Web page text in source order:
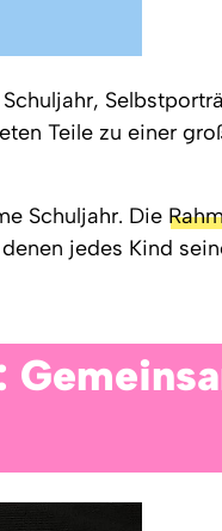
Teile zu einer
Schuljahr. Die
jedes Kind